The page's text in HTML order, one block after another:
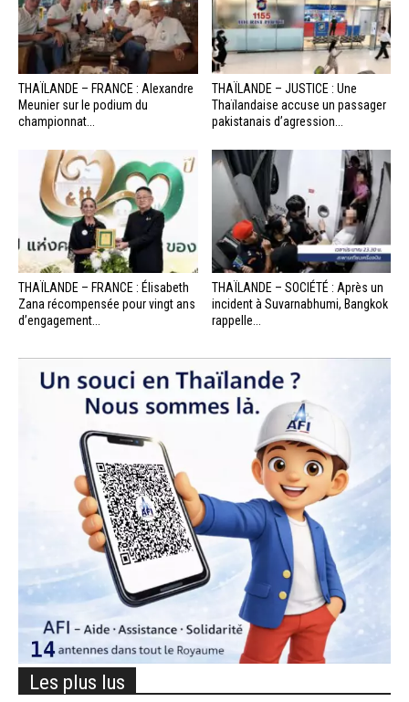
THAÏLANDE – FRANCE : Alexandre
Meunier sur le podium du
championnat...
THAÏLANDE – JUSTICE : Une
Thaïlandaise accuse un passager
pakistanais d’agression...
THAÏLANDE – FRANCE : Élisabeth
Zana récompensée pour vingt ans
d’engagement...
THAÏLANDE – SOCIÉTÉ : Après un
incident à Suvarnabhumi, Bangkok
rappelle...
Les plus lus